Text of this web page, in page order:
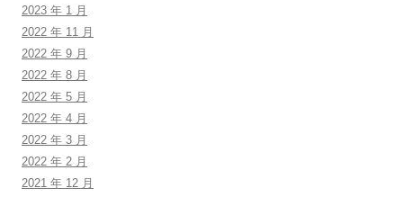
2023 年 1 月
2022 年 11 月
2022 年 9 月
2022 年 8 月
2022 年 5 月
2022 年 4 月
2022 年 3 月
2022 年 2 月
2021 年 12 月